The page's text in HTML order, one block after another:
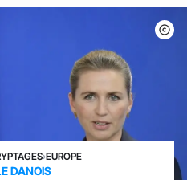
›EUROPE
DANOIS